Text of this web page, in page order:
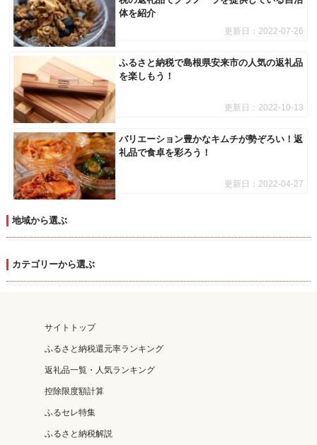
体を紹介
更新日： 2022-07-26
ふるさと納税で島根県安来市の人気の返礼品
を楽しもう！
更新日： 2022-10-13
バリエーション豊かなキムチが勢ぞろい！返
礼品で食卓を彩ろう！
更新日： 2022-04-27
地域から選ぶ
カテゴリーから選ぶ
サイトトップ
ふるさと納税還元率ランキング
返礼品一覧・人気ランキング
控除限度額計算
ふるセレ特集
ふるさと納税解説